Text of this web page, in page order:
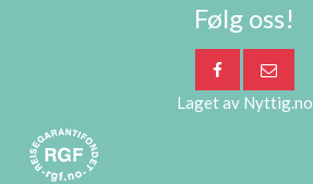
Følg oss!
Laget avNyttig.no